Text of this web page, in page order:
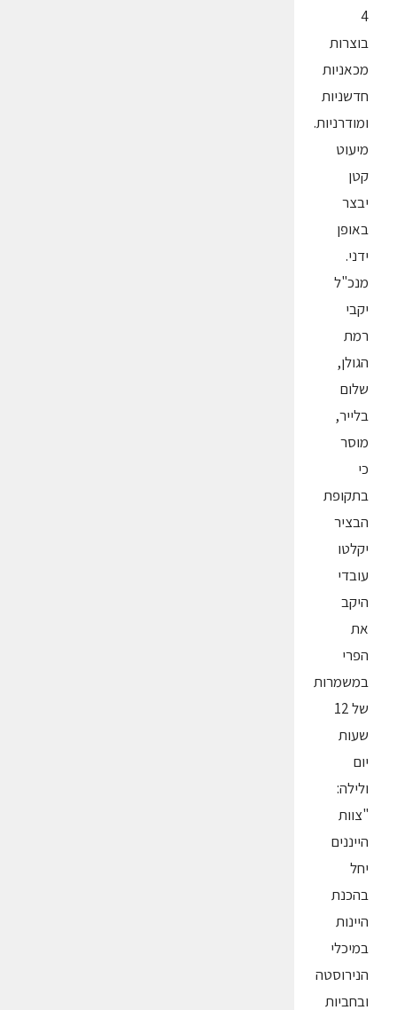
4
בוצרות
מכאניות
חדשניות
ומודרניות.
מיעוט
קטן
יבצר
באופן
ידני.
מנכ"ל
יקבי
רמת
הגולן,
שלום
בלייר,
מוסר
כי
בתקופת
הבציר
יקלטו
עובדי
היקב
את
הפרי
במשמרות
של 12
שעות
יום
ולילה:
"צוות
הייננים
יחל
בהכנת
היינות
במיכלי
הנירוסטה
ובחביות